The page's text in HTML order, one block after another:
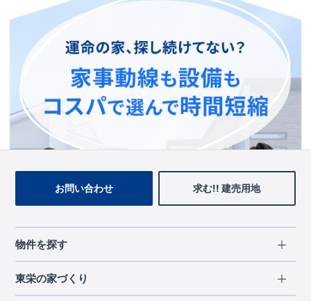
たします。
トップページに戻る
お問い合わせ 求む!! 建売用地
物件を探す
エリアから探す
北海道・東北
東栄の家づくり